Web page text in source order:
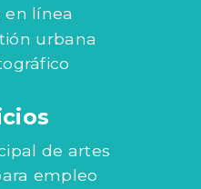
línea
urbana
de artes
empleo